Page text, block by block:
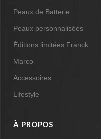
Peaux de Batterie
Peaux personnalisées
Éditions limitées Franck
Marco
Accessoires
Lifestyle
À PROPOS